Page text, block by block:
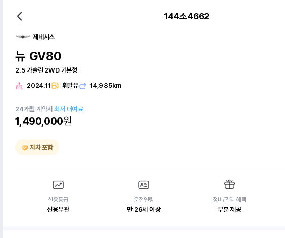
144소4662
제네시스
뉴 GV80
2.5 가솔린 2WD 기본형
2024.11 휘발유 14,985km
24개월 계약시최저 대여료
1,490,000원
자차 포함
신용등급
신용무관
운전연령
만 26세 이상
정비/관리 혜택
부분 제공